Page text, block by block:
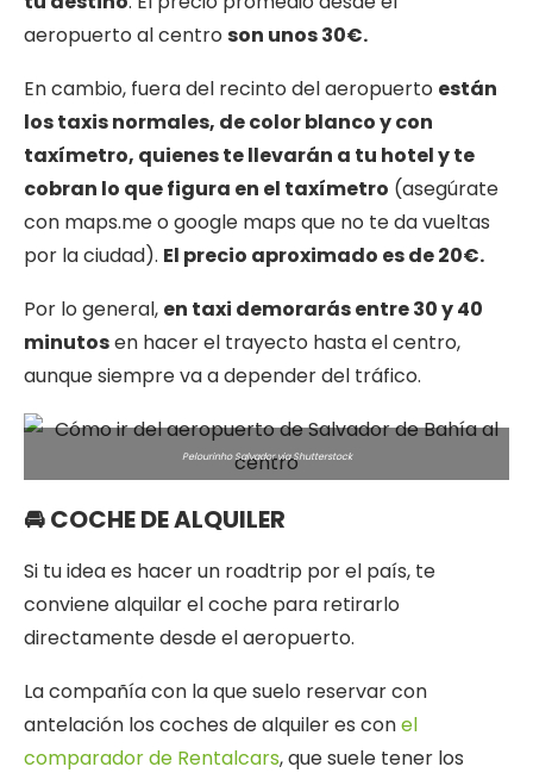
aeropuerto al centro son unos 30€.
En cambio, fuera del recinto del aeropuerto están
los taxis normales, de color blanco y con
taxímetro, quienes te llevarán a tu hotel y te
cobran lo que figura en el taxímetro (asegúrate
con maps.me o google maps que no te da vueltas
por la ciudad). El precio aproximado es de 20€.
Por lo general, en taxi demorarás entre 30 y 40
minutosen hacer el trayecto hasta el centro,
aunque siempre va a depender del tráfico.
Pelourinho Salvador via Shutterstock
🚘 COCHE DE ALQUILER
Si tu idea es hacer un roadtrip por el país, te
conviene alquilar el coche para retirarlo
directamente desde el aeropuerto.
La compañía con la que suelo reservar con
antelación los coches de alquiler es conel
comparador de Rentalcars, que suele tener los